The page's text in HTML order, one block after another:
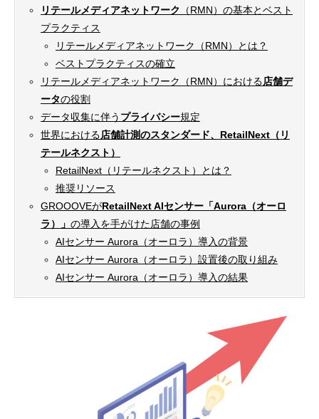
リテールメディアネットワーク
（RMN）の基本とベスト
プラクティス
リテールメディアネットワーク（RMN）とは？
ベストプラクティスの確立
リテールメディアネットワーク（RMN）における店舗デ
ータの役割
データ収集に伴う プライバシー規定
世界における店舗計測のスタンダード、RetailNext（リ
テールネクスト）
RetailNext（リテールネクスト）とは？
推奨リソース
GROOOVEがRetailNext AIセンサー「Aurora（オーロ
ラ）」 の導入を手がけた店舗の事例
AIセンサー Aurora（オーロラ）導入の背景
AIセンサー Aurora（オーロラ）設置後の取り組み
AIセンサー Aurora（オーロラ）導入の結果